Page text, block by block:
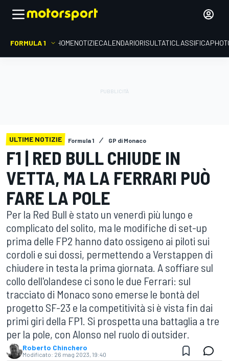
FORMULA 1 HOMENOTIZIECALENDARIORISULTATICLASSIFICA
ULTIME NOTIZIE Formula 1 GP di Monaco
F1 | RED BULL CHIUDE IN
VETTA, MA LA FERRARI PUÒ
FARE LA POLE
Per la Red Bull è stato un venerdì più lungo e
complicato del solito, ma le modifiche di set-up
prima delle FP2 hanno dato ossigeno ai piloti sui
cordoli e sui dossi, permettendo a Verstappen di
chiudere in testa la prima giornata. A soffiare sul
collo dell'olandese ci sono le due Ferrari: sul
tracciato di Monaco sono emerse le bontà del
progetto SF-23 e la competitività si è vista fin dai
primi giri della FP1. Si prospetta una battaglia a tre
per la pole, con Alonso nel ruolo di outsider.
Roberto Chinchero
Modificato: 26 mag 2023, 19:40